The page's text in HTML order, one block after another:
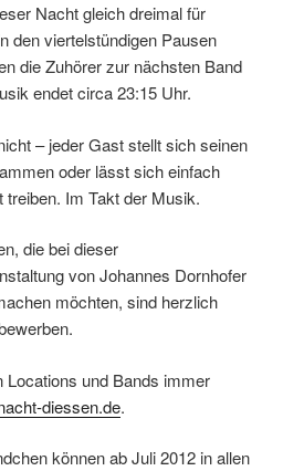
Nacht gleich dreimal für
den viertelstündigen Pausen
die Zuhörer zur nächsten Band
endet circa 23:15 Uhr.
– jeder Gast stellt sich seinen
oder lässt sich einfach
Im Takt der Musik.
die bei dieser
von Johannes Dornhofer
möchten, sind herzlich
Locations und Bands immer
diessen.de.
können ab Juli 2012 in allen